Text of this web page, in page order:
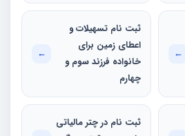
←
ثبت نام تسهیلات و
اعطای زمین برای
خانواده فرزند سوم و
چهارم
←
ثبت نام در چتر مالیاتی